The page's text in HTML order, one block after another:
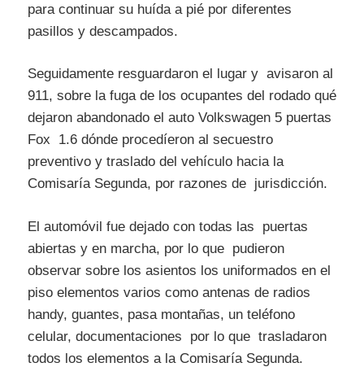
para continuar su huída a pié por diferentes
pasillos y descampados.
Seguidamente resguardaron el lugar y avisaron al
911, sobre la fuga de los ocupantes del rodado qué
dejaron abandonado el auto Volkswagen 5 puertas
Fox 1.6 dónde procedíeron al secuestro
preventivo y traslado del vehículo hacia la
Comisaría Segunda, por razones de jurisdicción.
El automóvil fue dejado con todas las puertas
abiertas y en marcha, por lo que pudieron
observar sobre los asientos los uniformados en el
piso elementos varios como antenas de radios
handy, guantes, pasa montañas, un teléfono
celular, documentaciones por lo que trasladaron
todos los elementos a la Comisaría Segunda.